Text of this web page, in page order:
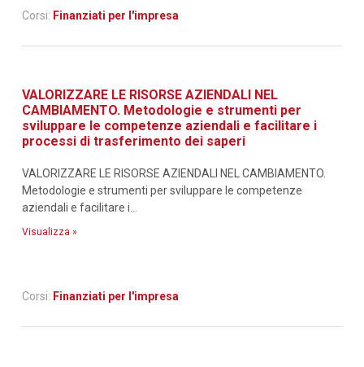
Corsi: Finanziati per l'impresa
VALORIZZARE LE RISORSE AZIENDALI NEL
CAMBIAMENTO. Metodologie e strumenti per
sviluppare le competenze aziendali e facilitare i
processi di trasferimento dei saperi
VALORIZZARE LE RISORSE AZIENDALI NEL CAMBIAMENTO.
Metodologie e strumenti per sviluppare le competenze
aziendali e facilitare i...
Visualizza »
Corsi: Finanziati per l'impresa